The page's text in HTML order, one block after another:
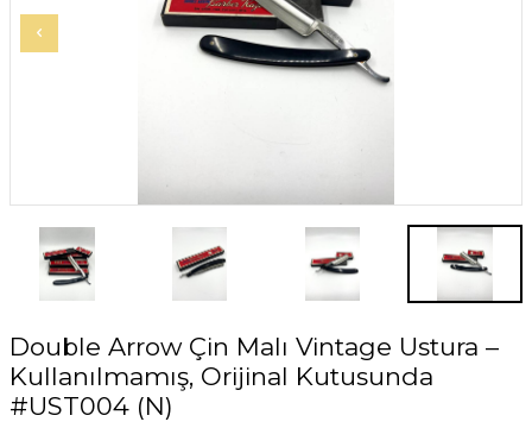
Double Arrow Çin Malı Vintage Ustura –
Kullanılmamış, Orijinal Kutusunda
#UST004 (N)